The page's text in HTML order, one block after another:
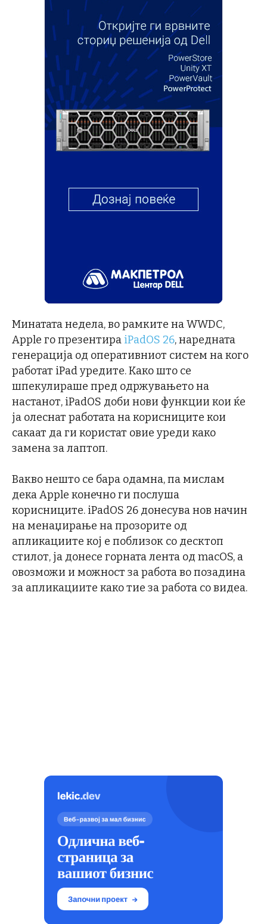
Минатата недела, во рамките на WWDC,
Apple го презентира iPadOS 26, наредната
генерација од оперативниот систем на кого
работат iPad уредите. Како што се
шпекулираше пред одржувањето на
настанот, iPadOS доби нови функции кои ќе
ја олеснат работата на корисниците кои
сакаат да ги користат овие уреди како
замена за лаптоп.
Вакво нешто се бара одамна, па мислам
дека Apple конечно ги послуша
корисниците. iPadOS 26 донесува нов начин
на менаџирање на прозорите од
апликациите кој е поблизок со десктоп
стилот, ја донесе горната лента од macOS, а
овозможи и можност за работа во позадина
за апликациите како тие за работа со видеа.